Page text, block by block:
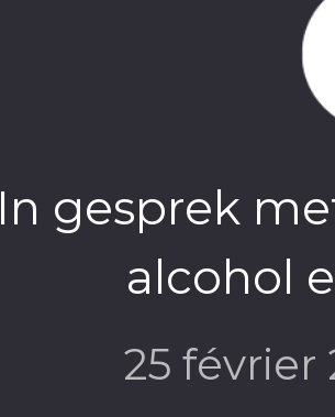
Science
In gesprek
alcohol
25